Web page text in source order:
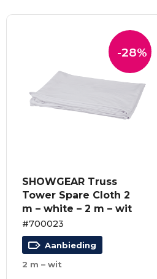
-28%
SHOWGEAR Truss
Tower Spare Cloth 2
m – white – 2 m – wit
#700023
Aanbieding
2 m – wit